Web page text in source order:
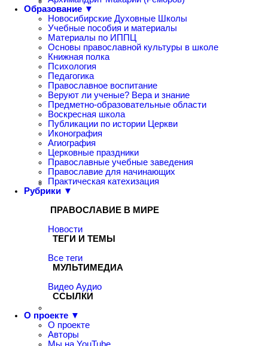
Образование ▼
Новосибирские Духовные Школы
Учебные пособия и материалы
Материалы по ИППЦ
Основы православной культуры в школе
Книжная полка
Психология
Педагогика
Православное воспитание
Веруют ли ученые? Вера и знание
Предметно-образовательные области
Воскресная школа
Публикации по истории Церкви
Иконография
Агиография
Церковные праздники
Православные учебные заведения
Православие для начинающих
Практическая катехизация
Рубрики ▼
ПРАВОСЛАВИЕ В МИРЕ
Новости
ТЕГИ И ТЕМЫ
Все теги
МУЛЬТИМЕДИА
Видео Аудио
ССЫЛКИ
О проекте ▼
О проекте
Авторы